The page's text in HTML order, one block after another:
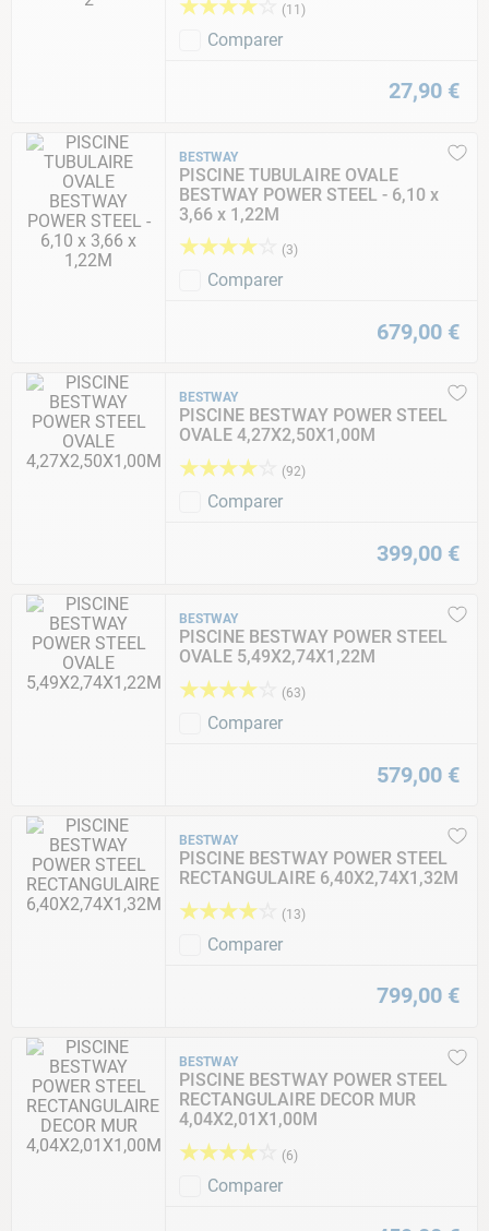
★★★★ (11 )
Comparer
27,90 €
BESTWAY
PISCINE TUBULAIRE OVALE
BESTWAY POWER STEEL - 6,10 x
3,66 x 1,22M
★★★★ (3)
Comparer
679,00 €
BESTWAY
PISCINE BESTWAY POWER STEEL
OVALE 4,27X2,50X1,00M
★★★★ (92)
Comparer
399,00 €
BESTWAY
PISCINE BESTWAY POWER STEEL
OVALE 5,49X2,74X1,22M
★★★★ (63)
Comparer
579,00 €
BESTWAY
PISCINE BESTWAY POWER STEEL
RECTANGULAIRE 6,40X2,74X1,32M
★★★★ (13)
Comparer
799,00 €
BESTWAY
PISCINE BESTWAY POWER STEEL
RECTANGULAIRE DECOR MUR
4,04X2,01X1,00M
★★★★ (6)
Comparer